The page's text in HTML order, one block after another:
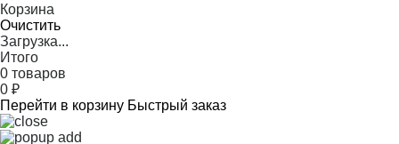
Корзина
Очистить
Загрузка...
Итого
0 товаров
0 ₽
Перейти в корзину Быстрый заказ